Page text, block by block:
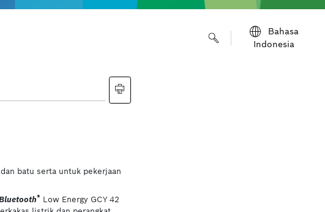
Bahasa
Indonesia